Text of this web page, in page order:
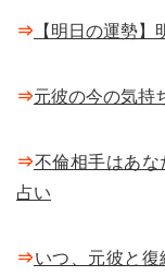
⇒ 【明日の運勢
⇒元彼の今の気持
⇒不倫相手はあな
占い
⇒いつ、元彼と